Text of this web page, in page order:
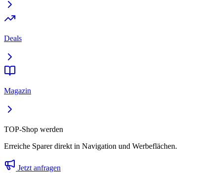
Deals
Magazin
TOP-Shop werden
Erreiche Sparer direkt in Navigation und Werbeflächen.
Jetzt anfragen